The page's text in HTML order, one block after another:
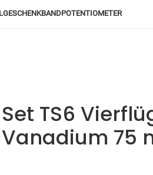
GESCHENKBANDPOTENTIOMETER
TS6
75